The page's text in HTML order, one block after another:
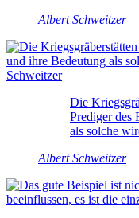
Albert Schweitzer
Die
Prediger des
als solche
Albert Schweitzer